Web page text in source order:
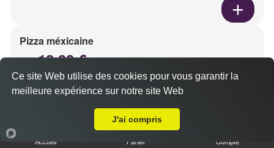
Pizza méxicaine
10.00 €
Base sauce barbecue, fromage, viande hachée,
Accueil Panier Compte
Ce site Web utilise des cookies pour vous garantir la
meilleure expérience sur notre site Web
J'ai compris